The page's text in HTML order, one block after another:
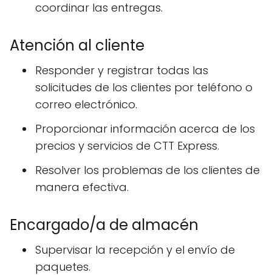
coordinar las entregas.
Atención al cliente
Responder y registrar todas las
solicitudes de los clientes por teléfono o
correo electrónico.
Proporcionar información acerca de los
precios y servicios de CTT Express.
Resolver los problemas de los clientes de
manera efectiva.
Encargado/a de almacén
Supervisar la recepción y el envío de
paquetes.